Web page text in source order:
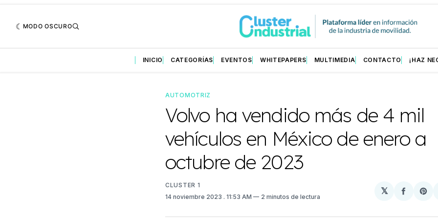
MODO OSCURO
INICIO CATEGORÍAS EVENTOS WHITEPAPERS MULTIMEDIA CONTACTO ¡HAZ
AUTOMOTRIZ
Volvo ha vendido más de 4 mil
vehículos en México de enero a
octubre de 2023
CLUSTER 1
14 noviembre 2023 . 11:53 AM 2 minutos de lectura
𝕏